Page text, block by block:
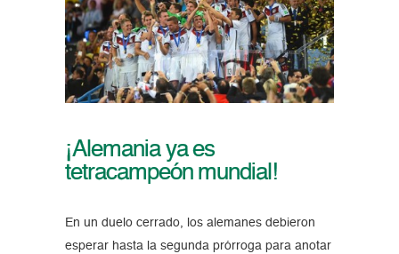
¡Alemania ya es
tetracampeón mundial!
En un duelo cerrado, los alemanes debieron
esperar hasta la segunda prórroga para anotar